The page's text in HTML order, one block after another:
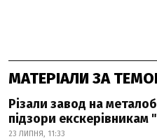
МАТЕРІАЛИ ЗА
Різали завод на
підзори екскерівникам
23 ЛИПНЯ, 11:33